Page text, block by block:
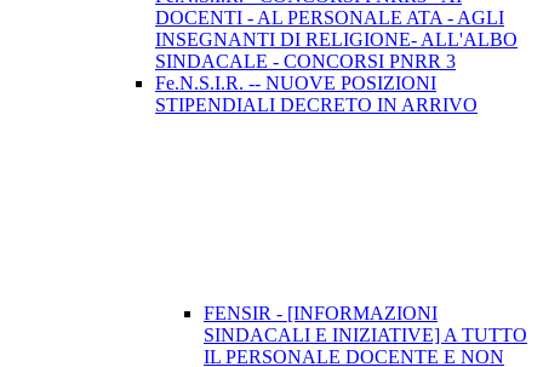
DOCENTI - AL PERSONALE ATA - AGLI
INSEGNANTI DI RELIGIONE- ALL'ALBO
SINDACALE - CONCORSI PNRR 3
Fe.N.S.I.R. -- NUOVE POSIZIONI
STIPENDIALI DECRETO IN ARRIVO
FENSIR - [INFORMAZIONI
SINDACALI E INIZIATIVE] A TUTTO
IL PERSONALE DOCENTE E NON